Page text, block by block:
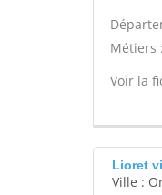
Métiers :
Voir la
Lioret
Ville :